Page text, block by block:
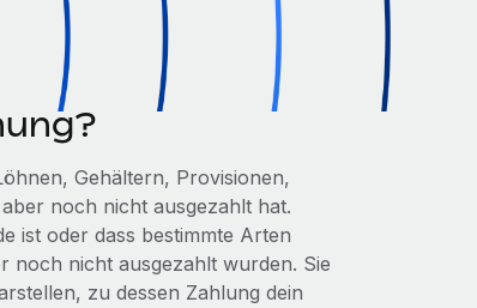
Gehältern, Provisionen,
noch nicht ausgezahlt hat.
ist oder dass bestimmte Arten
noch nicht ausgezahlt wurden. Sie
zu dessen Zahlung dein